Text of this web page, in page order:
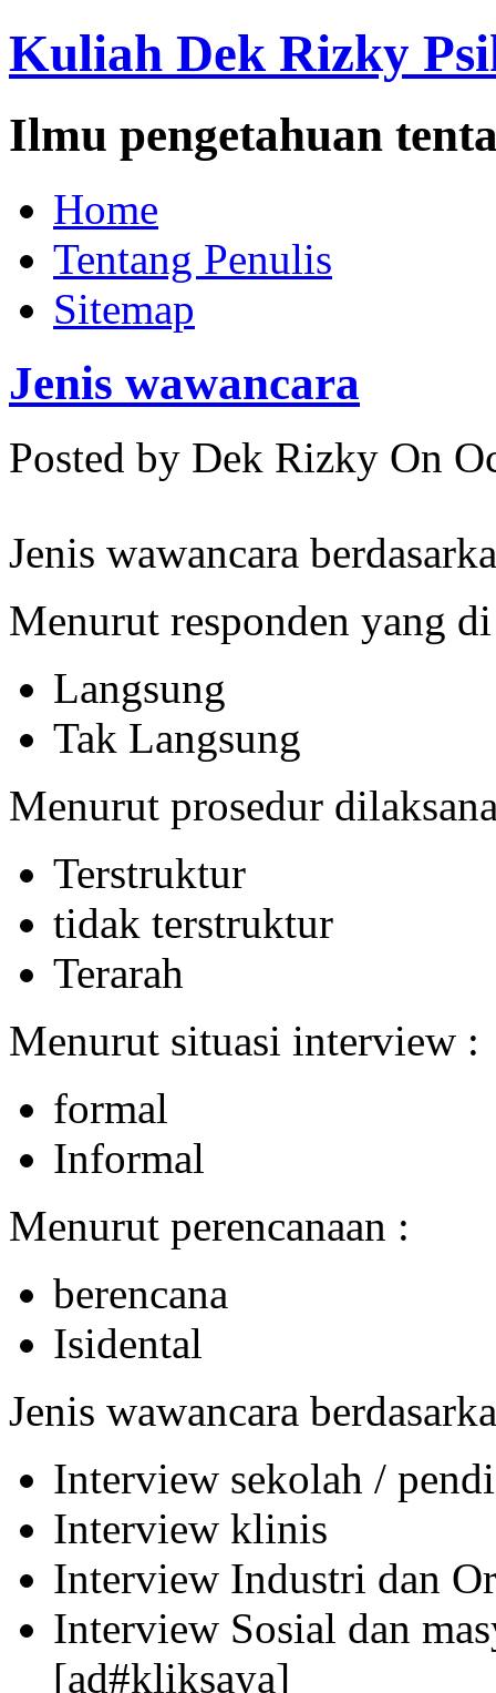
Kuliah Dek Rizky
Ilmu pengetahuan
Home
Tentang Penulis
Sitemap
Jenis wawancara
Posted by Dek Rizky On
Jenis wawancara
Menurut responden yang
Langsung
Tak Langsung
Menurut prosedur
Terstruktur
tidak terstruktur
Terarah
Menurut situasi interview :
formal
Informal
Menurut perencanaan :
berencana
Isidental
Jenis wawancara
Interview sekolah /
Interview klinis
Interview Industri dan
Interview Sosial dan
[ad#kliksaya]